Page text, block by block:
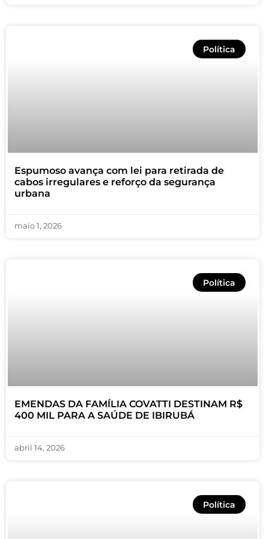
Política
Espumoso avança com lei para retirada de
cabos irregulares e reforço da segurança
urbana
maio 1, 2026
Política
EMENDAS DA FAMÍLIA COVATTI DESTINAM R$
400 MIL PARA A SAÚDE DE IBIRUBÁ
abril 14, 2026
Política